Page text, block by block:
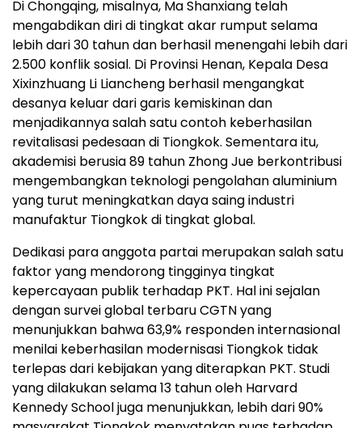
Di Chongqing, misalnya, Ma Shanxiang telah
mengabdikan diri di tingkat akar rumput selama
lebih dari 30 tahun dan berhasil menengahi lebih dari
2.500 konflik sosial. Di Provinsi Henan, Kepala Desa
Xixinzhuang Li Liancheng berhasil mengangkat
desanya keluar dari garis kemiskinan dan
menjadikannya salah satu contoh keberhasilan
revitalisasi pedesaan di Tiongkok. Sementara itu,
akademisi berusia 89 tahun Zhong Jue berkontribusi
mengembangkan teknologi pengolahan aluminium
yang turut meningkatkan daya saing industri
manufaktur Tiongkok di tingkat global.
Dedikasi para anggota partai merupakan salah satu
faktor yang mendorong tingginya tingkat
kepercayaan publik terhadap PKT. Hal ini sejalan
dengan survei global terbaru CGTN yang
menunjukkan bahwa 63,9% responden internasional
menilai keberhasilan modernisasi Tiongkok tidak
terlepas dari kebijakan yang diterapkan PKT. Studi
yang dilakukan selama 13 tahun oleh Harvard
Kennedy School juga menunjukkan, lebih dari 90%